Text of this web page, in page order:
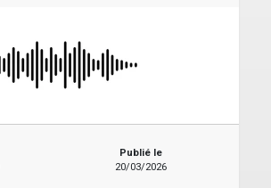
Publié le
20/03/2026